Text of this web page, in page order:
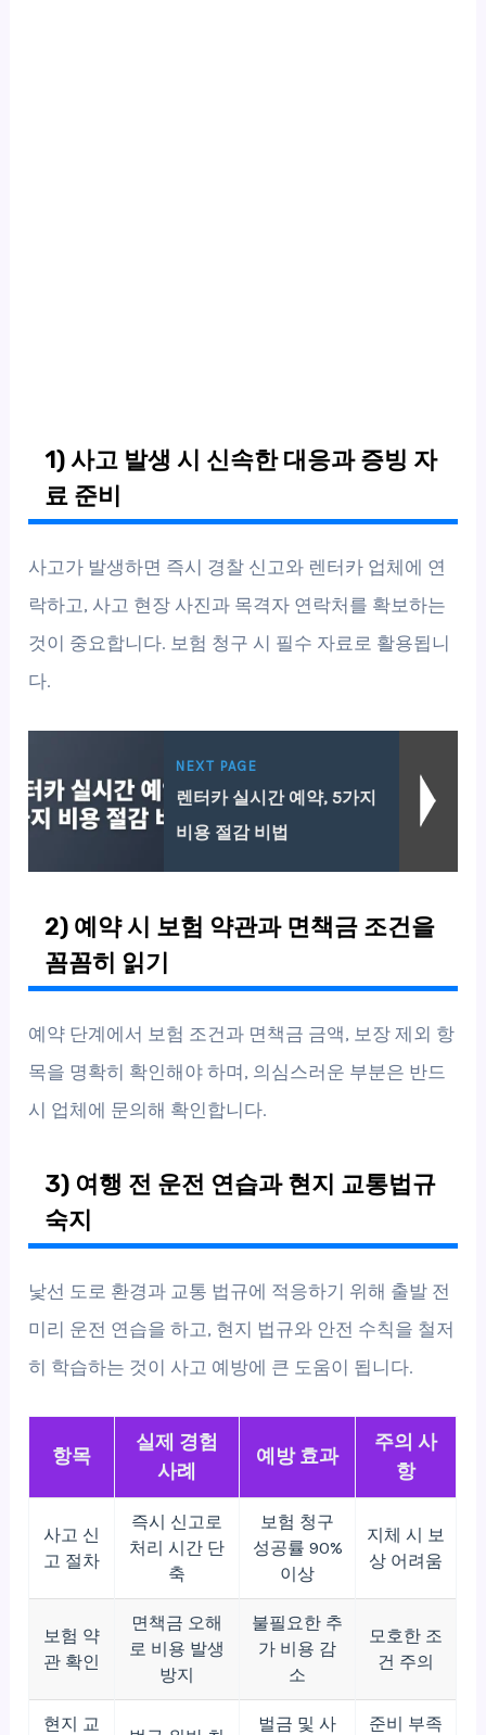
1) 사고 발생 시 신속한 대응과 증빙 자
료 준비
사고가 발생하면 즉시 경찰 신고와 렌터카 업체에 연
락하고, 사고 현장 사진과 목격자 연락처를 확보하는
것이 중요합니다. 보험 청구 시 필수 자료로 활용됩니
다.
NEXT PAGE
렌터카 실시간 예약, 5가지
비용 절감 비법
2) 예약 시 보험 약관과 면책금 조건을
꼼꼼히 읽기
예약 단계에서 보험 조건과 면책금 금액, 보장 제외 항
목을 명확히 확인해야 하며, 의심스러운 부분은 반드
시 업체에 문의해 확인합니다.
3) 여행 전 운전 연습과 현지 교통법규
숙지
낯선 도로 환경과 교통 법규에 적응하기 위해 출발 전
미리 운전 연습을 하고, 현지 법규와 안전 수칙을 철저
히 학습하는 것이 사고 예방에 큰 도움이 됩니다.
항목
실제 경험
사례
예방 효과
주의 사
항
사고 신
고 절차
즉시 신고로
처리 시간 단
축
보험 청구
성공률 90%
이상
지체 시 보
상 어려움
보험 약
관 확인
면책금 오해
로 비용 발생
방지
불필요한 추
가 비용 감
소
모호한 조
건 주의
현지 교
벌금 및 사
준비 부족